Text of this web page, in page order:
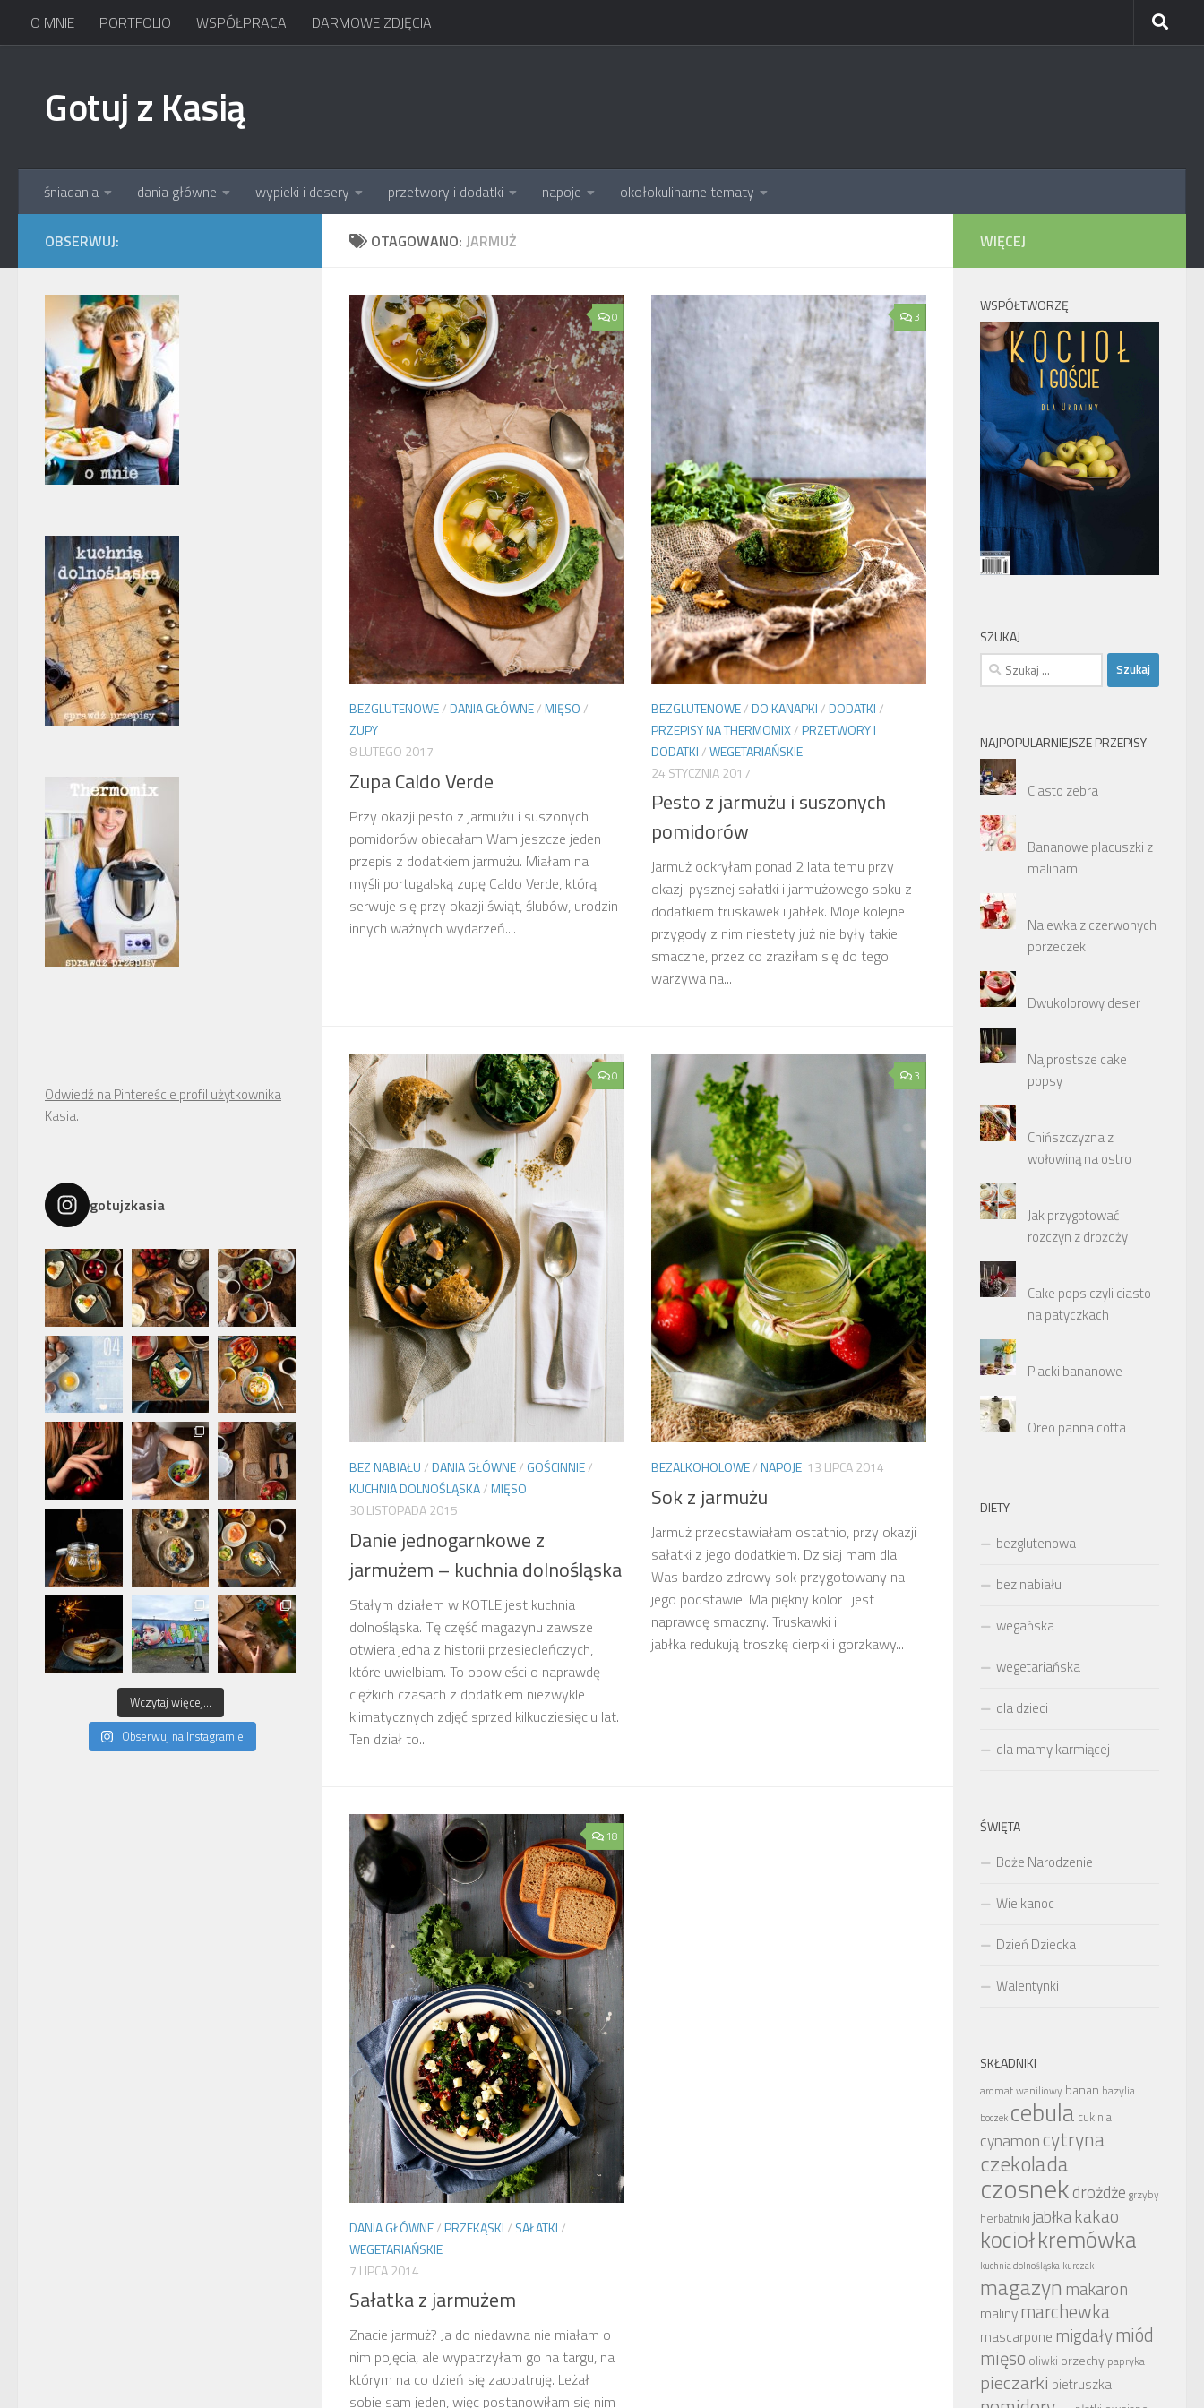
Skip to content
O MNIE PORTFOLIO WSPÓŁPRACA DARMOWE ZDJĘCIA
Gotuj z Kasią
śniadania dania główne wypieki i desery przetwory i dodatki napoje okołokulinarne tematy
OTAGOWANO: JARMUŻ
0
BEZGLUTENOWE/DANIA GŁÓWNE/MIĘSO/
ZUPY
8 LUTEGO 2017
Zupa Caldo Verde
Przy okazji pesto z jarmużu i suszonych
pomidorów obiecałam Wam jeszcze jeden
przepis z dodatkiem jarmużu. Miałam na
myśli portugalską zupę Caldo Verde, którą
serwuje się przy okazji świąt, ślubów, urodzin i
innych ważnych wydarzeń....
3
BEZGLUTENOWE/DO KANAPKI/DODATKI/
PRZEPISY NA THERMOMIX/PRZETWORY I
DODATKI/WEGETARIAŃSKIE
24 STYCZNIA 2017
Pesto z jarmużu i suszonych
pomidorów
Jarmuż odkryłam ponad 2 lata temu przy
okazji pysznej sałatki i jarmużowego soku z
dodatkiem truskawek i jabłek. Moje kolejne
przygody z nim niestety już nie były takie
smaczne, przez co zraziłam się do tego
warzywa na...
0
BEZ NABIAŁU/DANIA GŁÓWNE/ GOŚCINNIE/
KUCHNIA DOLNOŚLĄSKA/MIĘSO
30 LISTOPADA 2015
Danie jednogarnkowe z
jarmużem – kuchnia dolnośląska
Stałym działem w KOTLE jest kuchnia
dolnośląska. Tę część magazynu zawsze
otwiera jedna z historii przesiedleńczych,
które uwielbiam. To opowieści o naprawdę
ciężkich czasach z dodatkiem niezwykle
klimatycznych zdjęć sprzed kilkudziesięciu lat.
Ten dział to...
3
BEZALKOHOLOWE/NAPOJE 13 LIPCA 2014
Sok z jarmużu
Jarmuż przedstawiałam ostatnio, przy okazji
sałatki z jego dodatkiem. Dzisiaj mam dla
Was bardzo zdrowy sok przygotowany na
jego podstawie. Ma piękny kolor i jest
naprawdę smaczny. Truskawki i
jabłka redukują troszkę cierpki i gorzkawy...
18
DANIA GŁÓWNE/PRZEKĄSKI/ SAŁATKI/
WEGETARIAŃSKIE
7 LIPCA 2014
Sałatka z jarmużem
Znacie jarmuż? Ja do niedawna nie miałam o
nim pojęcia, ale wypatrzyłam go na targu, na
którym na co dzień się zaopatruję. Leżał
sobie sam jeden, więc postanowiłam się nim
OBSERWUJ:
Odwiedź na Pintereście profil użytkownika
Kasia.
gotujzkasia
Wczytaj więcej...
Obserwuj na Instagramie
WIĘCEJ
WSPÓŁTWORZĘ
SZUKAJ
Szukaj:
NAJPOPULARNIEJSZE PRZEPISY
Ciasto zebra
Bananowe placuszki z
malinami
Nalewka z czerwonych
porzeczek
Dwukolorowy deser
Najprostsze cake
popsy
Chińszczyzna z
wołowiną na ostro
Jak przygotować
rozczyn z drożdży
Cake pops czyli ciasto
na patyczkach
Placki bananowe
Oreo panna cotta
DIETY
bezglutenowa
bez nabiału
wegańska
wegetariańska
dla dzieci
dla mamy karmiącej
ŚWIĘTA
Boże Narodzenie
Wielkanoc
Dzień Dziecka
Walentynki
SKŁADNIKI
aromat waniliowy banan bazylia
boczek cebula cukinia
cynamoncytryna
czekolada
czosnekdrożdże grzyby
herbatniki jabłkakakao
kociołkremówka
kuchnia dolnośląska kurczak
magazyn makaron
malinymarchewka
mascarpone migdałymiód
mięso oliwki orzechy papryka
pieczarki pietruszka